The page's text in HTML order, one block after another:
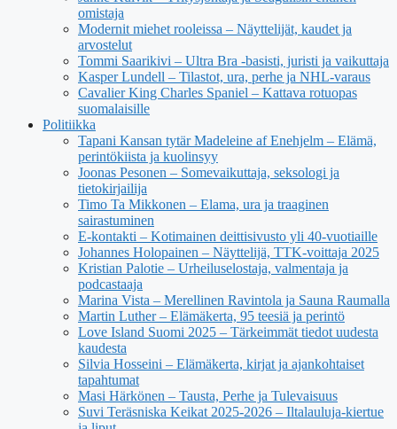
omistaja
Modernit miehet rooleissa – Näyttelijät, kaudet ja
arvostelut
Tommi Saarikivi – Ultra Bra -basisti, juristi ja vaikuttaja
Kasper Lundell – Tilastot, ura, perhe ja NHL-varaus
Cavalier King Charles Spaniel – Kattava rotuopas
suomalaisille
Politiikka
Tapani Kansan tytär Madeleine af Enehjelm – Elämä,
perintökiista ja kuolinsyy
Joonas Pesonen – Somevaikuttaja, seksologi ja
tietokirjailija
Timo Ta Mikkonen – Elama, ura ja traaginen
sairastuminen
E-kontakti – Kotimainen deittisivusto yli 40-vuotiaille
Johannes Holopainen – Näyttelijä, TTK-voittaja 2025
Kristian Palotie – Urheiluselostaja, valmentaja ja
podcastaaja
Marina Vista – Merellinen Ravintola ja Sauna Raumalla
Martin Luther – Elämäkerta, 95 teesiä ja perintö
Love Island Suomi 2025 – Tärkeimmät tiedot uudesta
kaudesta
Silvia Hosseini – Elämäkerta, kirjat ja ajankohtaiset
tapahtumat
Masi Härkönen – Tausta, Perhe ja Tulevaisuus
Suvi Teräsniska Keikat 2025-2026 – Iltalauluja-kiertue